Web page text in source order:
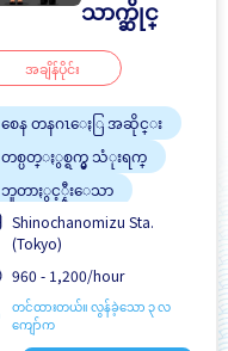
သာက္ဆိုင္
အချိန်ပိုင်း
စေန တနဂၤေႏြ အဆိုင္း
တစ္ပတ္ႏွစ္ရက္မွ သံုးရက္
ဘူတာႏွင့္နီးေသာ
လမ္းစရိတ္ေပးသည္
အလုပ္ခ်ိန္နည္းေသာ
Shinochanomizu Sta.
(Tokyo)
960 - 1,200/hour
တင်ထားတယ်။ လွန်ခဲ့သော ၃ လ
ကျော်က